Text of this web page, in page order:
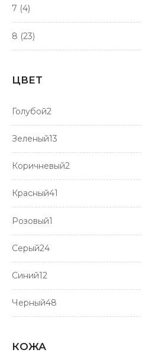
7 (4)
8 (23)
ЦВЕТ
Голубой2
Зеленый13
Коричневый2
Красный41
Розовый1
Серый24
Синий12
Черный48
КОЖА